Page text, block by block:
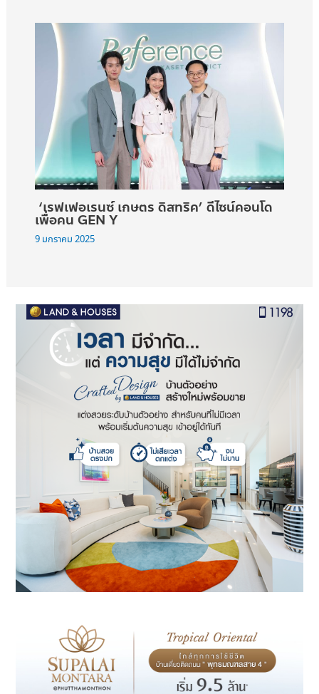
‘เรฟเฟอเรนซ์ เกษตร ดิสทริค’ ดีไซน์คอนโด
เพื่อคน GEN Y
9 มกราคม 2025